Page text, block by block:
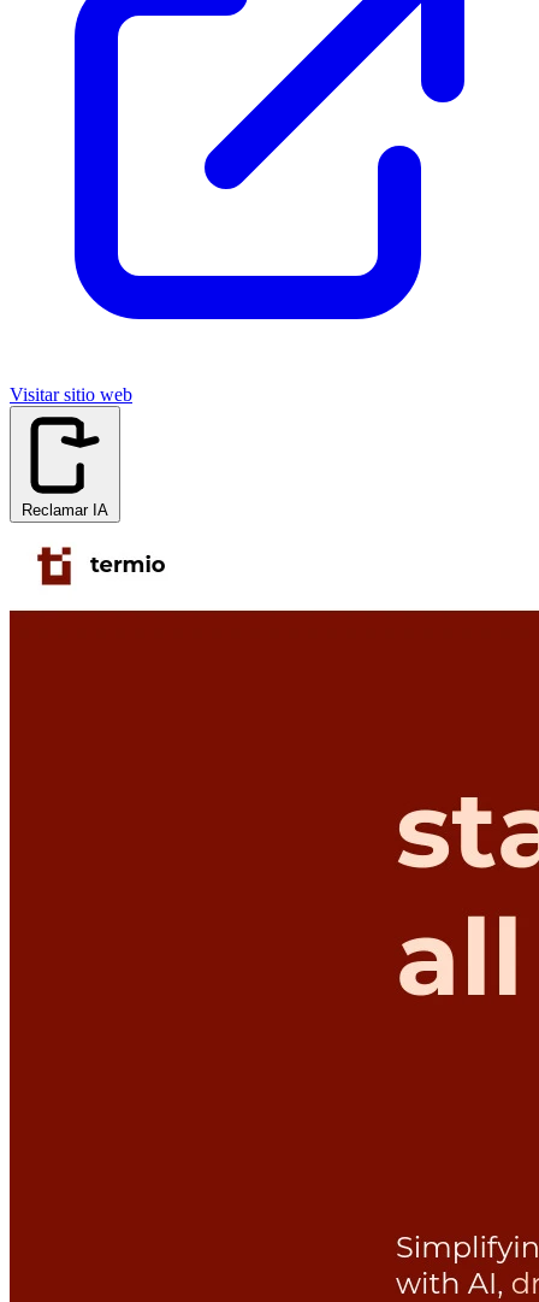
Visitar sitio web
Reclamar IA